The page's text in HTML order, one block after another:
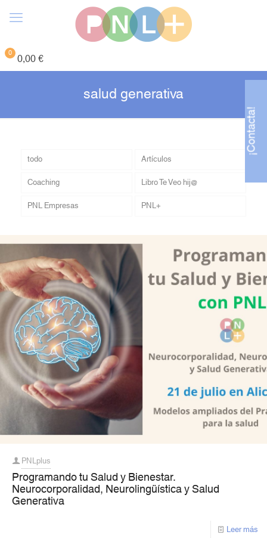
0 0,00 €
salud generativa
todo
Artículos
Coaching
Libro Te Veo hij@
PNL Empresas
PNL+
PNLplus
Programando tu Salud y Bienestar.
Neurocorporalidad, Neurolingüística y Salud
Generativa
Leer más
¡Contacta!